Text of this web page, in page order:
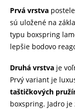
Prvá vrstva
sú uložené na
typu boxspring
lepšie bodovo
Druhá vrstva je
Prvý variant je
taštičkových
boxspring. Jadro